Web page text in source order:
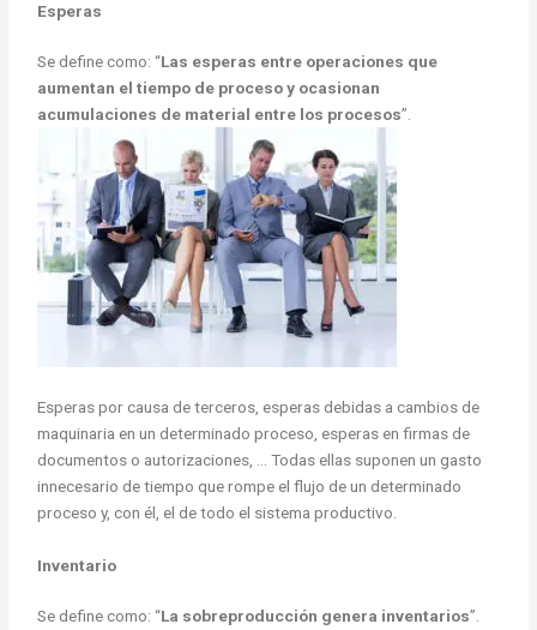
Esperas
Se define como: “Las esperas entre operaciones que
aumentan el tiempo de proceso y ocasionan
acumulaciones de material entre los procesos”.
Esperas por causa de terceros, esperas debidas a cambios de
maquinaria en un determinado proceso, esperas en firmas de
documentos o autorizaciones, … Todas ellas suponen un gasto
innecesario de tiempo que rompe el flujo de un determinado
proceso y, con él, el de todo el sistema productivo.
Inventario
Se define como: “La sobreproducción genera inventarios”.